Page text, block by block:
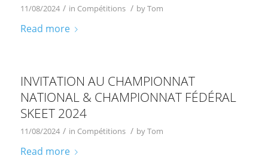
11/08/2024 / in Compétitions / byTom
Read more
INVITATION AU CHAMPIONNAT
NATIONAL & CHAMPIONNAT FÉDÉRAL
SKEET 2024
11/08/2024 / in Compétitions / byTom
Read more